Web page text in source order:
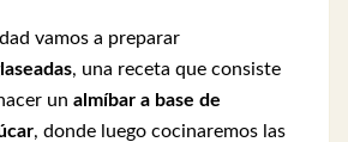
vamos a preparar
, una receta que consiste
un almíbar a base de
, donde luego cocinaremos las